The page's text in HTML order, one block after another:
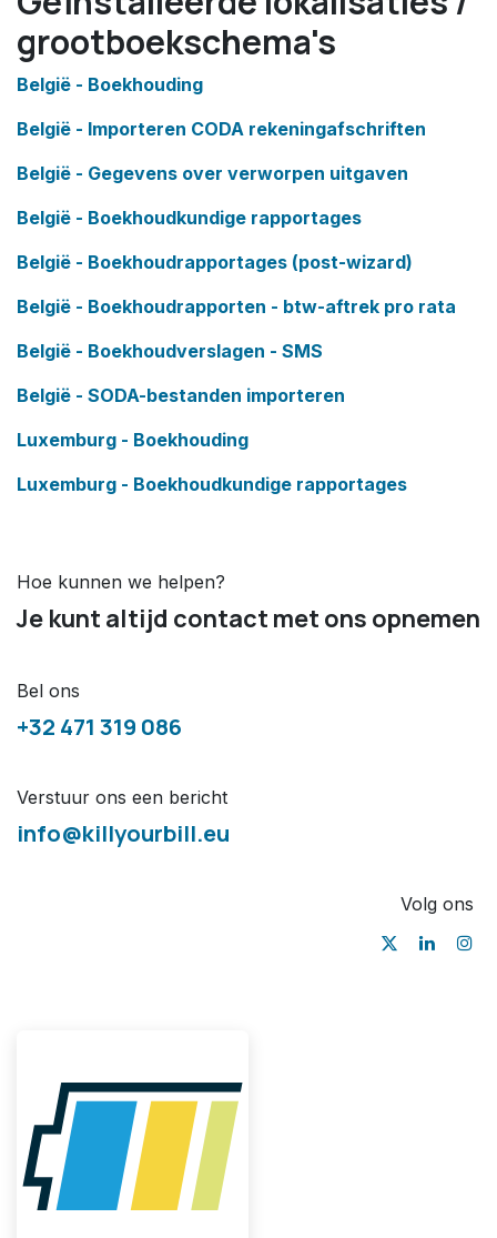
grootboekschema's
België - Boekhouding
België - Importeren CODA rekeningafschriften
België - Gegevens over verworpen uitgaven
België - Boekhoudkundige rapportages
België - Boekhoudrapportages (post-wizard)
België - Boekhoudrapporten - btw-aftrek pro rata
België - Boekhoudverslagen - SMS
België - SODA-bestanden importeren
Luxemburg - Boekhouding
Luxemburg - Boekhoudkundige rapportages
Hoe kunnen we helpen?
Je kunt altijd contact met ons opnemen
Bel ons
+32 471 319 086
Verstuur ons een bericht
info@killyourbill.eu
Volg ons